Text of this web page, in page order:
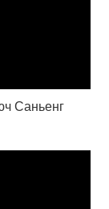
Саньенг